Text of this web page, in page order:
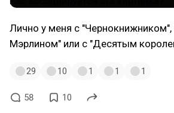
Лично у меня с "Чернокнижником",
Мэрлином" или с "Десятым
29 10 1 1 1
58 10